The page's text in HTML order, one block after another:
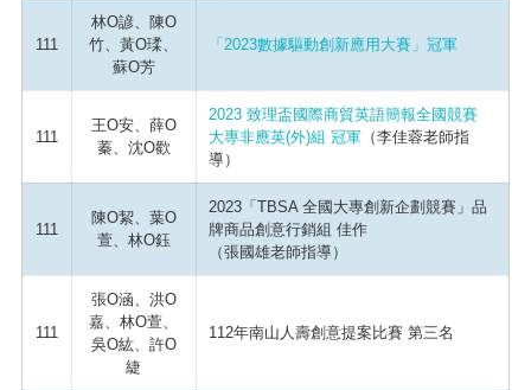
111
林O諺、陳O
竹、黃O瑈、
蘇O芳
「2023數據驅動創新應用大賽」冠軍
111
王O安、薛O
蓁、沈O歡
2023 致理盃國際商貿英語簡報全國競賽
大專非應英(外)組 冠軍（李佳蓉老師指
導）
111
陳O絜、葉O
萱、林O鈺
2023「TBSA 全國大專創新企劃競賽」品
牌商品創意行銷組 佳作
（張國雄老師指導）
111
張O涵、洪O
嘉、林O萱、
吳O紘、許O
緁
112年南山人壽創意提案比賽 第三名